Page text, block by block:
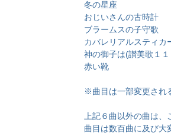
冬の星座
おじいさんの古時計
ブラームスの子守歌
カバレリアルスティカ
神の御子は(讃美歌１
赤い靴
※曲目は一部変更され
上記６曲以外の曲は、
曲目は数百曲に及び大